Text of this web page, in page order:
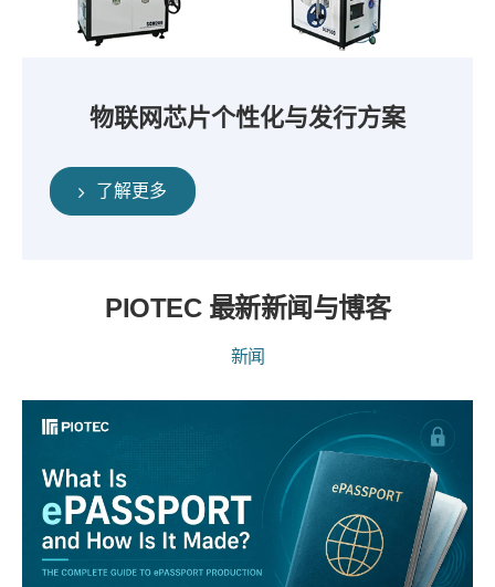
物联网芯片个性化与发行方案
了解更多
PIOTEC 最新新闻与博客
新闻